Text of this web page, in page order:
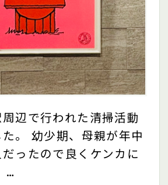
辺で行われた清掃活動
。 幼少期、母親が年中
ったので良くケンカに
…